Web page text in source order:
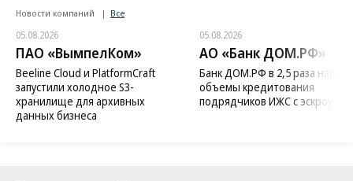
Новости компаний Все
05.08.2026
ПАО «ВымпелКом»
Beeline Cloud и PlatformCraft
запустили холодное S3-
хранилище для архивных
данных бизнеса
05.08.2026
АО «Банк ДОМ.РФ»
Банк ДОМ.РФ в 2,5 раза
объемы кредитования
подрядчиков ИЖС с эскроу